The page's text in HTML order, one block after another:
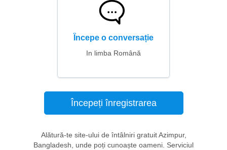
Începe o conversație
In limba Română
Începeți înregistrarea
Alătură-te site-ului de întâlniri gratuit Azimpur,
Bangladesh, unde poți cunoaște oameni. Serviciul